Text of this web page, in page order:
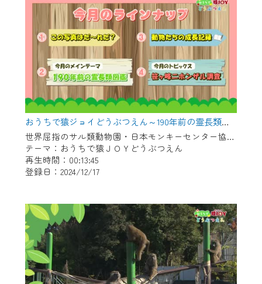
おうちで猿ジョイどうぶつえん～190年前の霊長類図鑑～（2024年11月16日初回放送）
世界屈指のサル類動物園・日本モンキーセンター協力の親子で学べる動物番組。
テーマ：おうちで猿ＪＯＹどうぶつえん
再生時間：00:13:45
登録日：2024/12/17